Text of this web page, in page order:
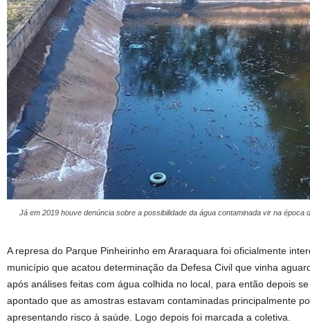
Já em 2019 houve denúncia sobre a possibilidade da água contaminada vir na
A represa do Parque Pinheirinho em Araraquara foi oficialmente
município que acatou determinação da Defesa Civil que vinha
após análises feitas com água colhida no local, para então depois
apontado que as amostras estavam contaminadas principalmente
apresentando risco à saúde. Logo depois foi marcada a coletiva.